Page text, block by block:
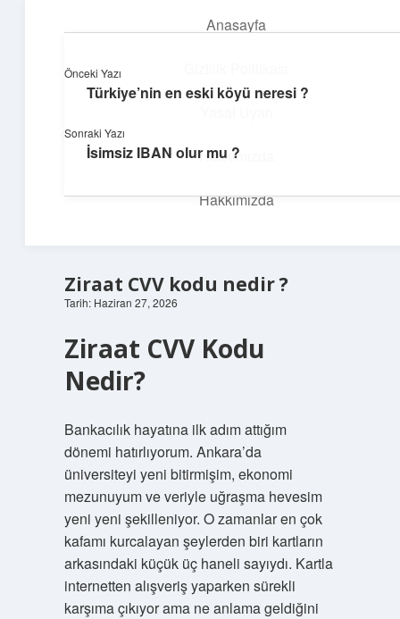
Anasayfa
Hakkımızda
Hakkımızda
İlham Veren Köşeler
Günlük yaşamdan pratik fikirler ve sıradışı keşifler burada.
Ziraat CVV kodu nedir ?
Tarih: Haziran 27, 2026
Ziraat CVV Kodu
Nedir?
Bankacılık hayatına ilk adım attığım
dönemi hatırlıyorum. Ankara’da
üniversiteyi yeni bitirmişim, ekonomi
mezunuyum ve veriyle uğraşma hevesim
yeni yeni şekilleniyor. O zamanlar en çok
kafamı kurcalayan şeylerden biri kartların
arkasındaki küçük üç haneli sayıydı. Kartla
internetten alışveriş yaparken sürekli
karşıma çıkıyor ama ne anlama geldiğini
Önceki Yazı
Türkiye’nin en eski köyü neresi ?
Sonraki Yazı
İsimsiz IBAN olur mu ?